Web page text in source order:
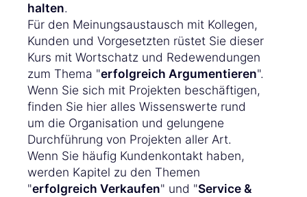
halten.
Für den Meinungsaustausch mit Kollegen,
Kunden und Vorgesetzten rüstet Sie dieser
Kurs mit Wortschatz und Redewendungen
zum Thema "erfolgreich Argumentieren".
Wenn Sie sich mit Projekten beschäftigen,
finden Sie hier alles Wissenswerte rund
um die Organisation und gelungene
Durchführung von Projekten aller Art.
Wenn Sie häufig Kundenkontakt haben,
werden Kapitel zu den Themen
"erfolgreich Verkaufen" und "Service &